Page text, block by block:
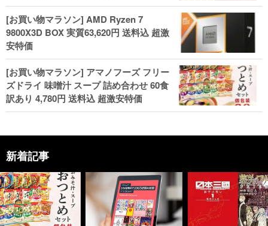
[お買い物マラソン] AMD Ryzen 7
9800X3D BOX 実質63,620円 送料込 超激
安特価
[お買い物マラソン] アマノフーズ フリー
ズドライ 味噌汁 スープ 詰め合わせ 60食
訳あり 4,780円 送料込 超激安特価
新着記事